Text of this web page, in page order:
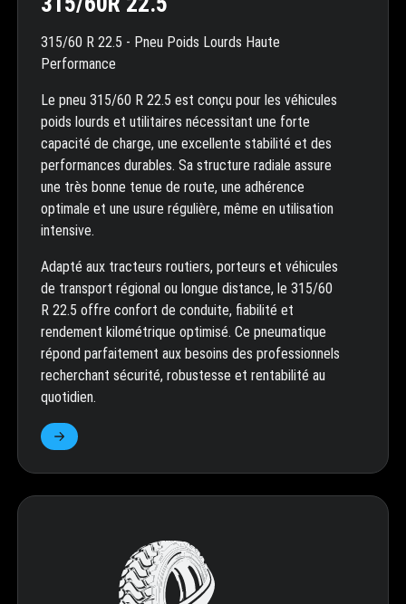
315/60 R 22.5 - Pneu Poids Lourds Haute
Performance
Le pneu 315/60 R 22.5 est conçu pour les véhicules
poids lourds et utilitaires nécessitant une forte
capacité de charge, une excellente stabilité et des
performances durables. Sa structure radiale assure
une très bonne tenue de route, une adhérence
optimale et une usure régulière, même en utilisation
intensive.
Adapté aux tracteurs routiers, porteurs et véhicules
de transport régional ou longue distance, le 315/60
R 22.5 offre confort de conduite, fiabilité et
rendement kilométrique optimisé. Ce pneumatique
répond parfaitement aux besoins des professionnels
recherchant sécurité, robustesse et rentabilité au
quotidien.